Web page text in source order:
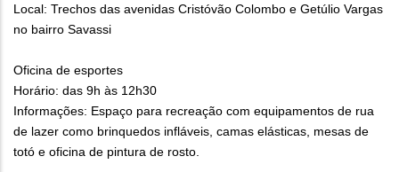
Local: Trechos das avenidas Cristóvão Colombo e Getúlio Vargas
no bairro Savassi
Oficina de esportes
Horário: das 9h às 12h30
Informações: Espaço para recreação com equipamentos de rua
de lazer como brinquedos infláveis, camas elásticas, mesas de
totó e oficina de pintura de rosto.